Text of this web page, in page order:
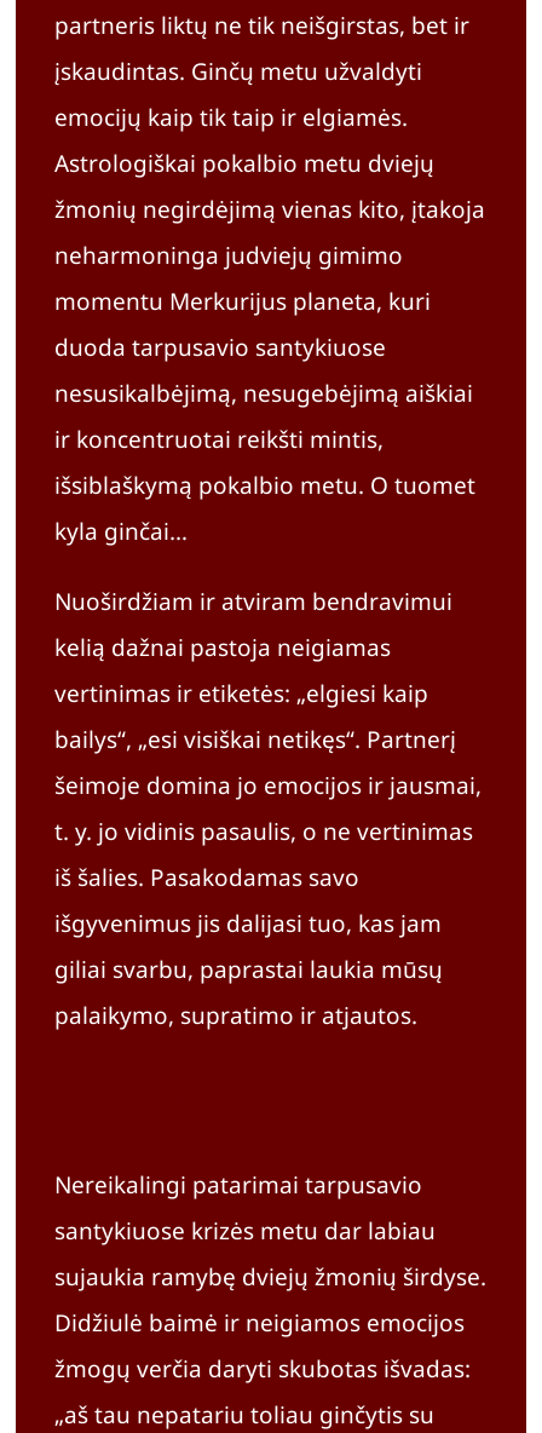
partneris liktų ne tik neišgirstas, bet ir
įskaudintas. Ginčų metu užvaldyti
emocijų kaip tik taip ir elgiamės.
Astrologiškai pokalbio metu dviejų
žmonių negirdėjimą vienas kito, įtakoja
neharmoninga judviejų gimimo
momentu Merkurijus planeta, kuri
duoda tarpusavio santykiuose
nesusikalbėjimą, nesugebėjimą aiškiai
ir koncentruotai reikšti mintis,
išsiblaškymą pokalbio metu. O tuomet
kyla ginčai…
Nuoširdžiam ir atviram bendravimui
kelią dažnai pastoja neigiamas
vertinimas ir etiketės: „elgiesi kaip
bailys“, „esi visiškai netikęs“. Partnerį
šeimoje domina jo emocijos ir jausmai,
t. y. jo vidinis pasaulis, o ne vertinimas
iš šalies. Pasakodamas savo
išgyvenimus jis dalijasi tuo, kas jam
giliai svarbu, paprastai laukia mūsų
palaikymo, supratimo ir atjautos.
Nereikalingi patarimai tarpusavio
santykiuose krizės metu dar labiau
sujaukia ramybę dviejų žmonių širdyse.
Didžiulė baimė ir neigiamos emocijos
žmogų verčia daryti skubotas išvadas:
„aš tau nepatariu toliau ginčytis su